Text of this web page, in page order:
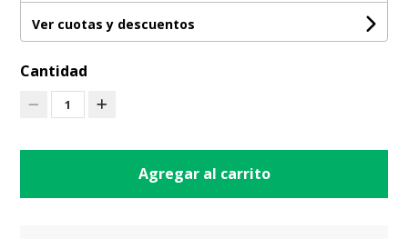
Ver cuotas y descuentos
Cantidad
1
Agregar al carrito